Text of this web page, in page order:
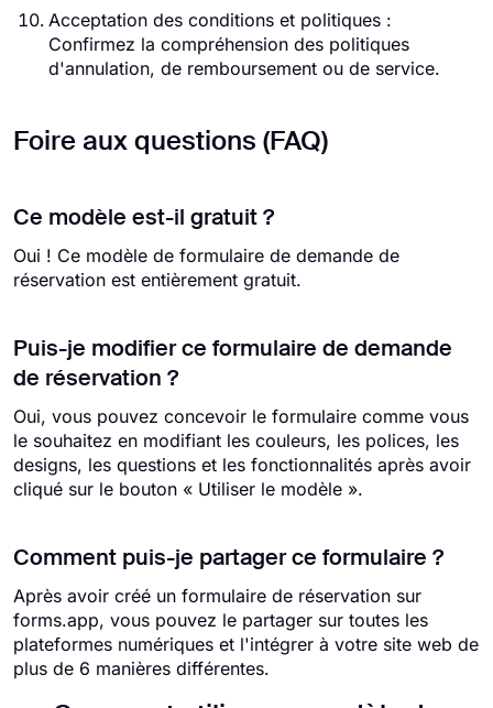
Acceptation des conditions et politiques :
Confirmez la compréhension des politiques
d'annulation, de remboursement ou de service.
Foire aux questions (FAQ)
Ce modèle est-il gratuit ?
Oui ! Ce modèle de formulaire de demande de
réservation est entièrement gratuit.
Puis-je modifier ce formulaire de demande
de réservation ?
Oui, vous pouvez concevoir le formulaire comme vous
le souhaitez en modifiant les couleurs, les polices, les
designs, les questions et les fonctionnalités après avoir
cliqué sur le bouton « Utiliser le modèle ».
Comment puis-je partager ce formulaire ?
Après avoir créé un formulaire de réservation sur
forms.app, vous pouvez le partager sur toutes les
plateformes numériques et l'intégrer à votre site web de
plus de 6 manières différentes.